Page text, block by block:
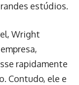
estúdios.
Wright
rapidamente
Contudo, ele e